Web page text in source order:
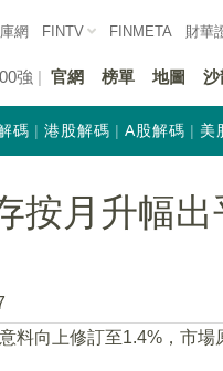
網 FINTV FINMETA 財華
強 官網 榜單 地圖 沙
碼 港股解碼 A股解碼 美
按月升幅
料向上修訂至1.4%，市場